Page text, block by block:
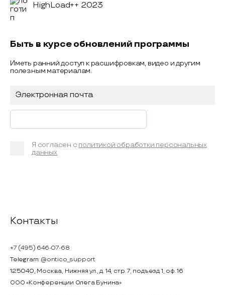
HighLoad++ 2023
Быть в курсе обновлений программы
Иметь ранний доступ к расшифровкам, видео и другим
полезным материалам.
Я согласен с политикой обработки персональных
данных
Контакты
+7 (495) 646-07-68
Telegram: @ontico_support
125040, Москва, Нижняя ул., д. 14, стр. 7, подъезд 1, оф. 16
ООО «Конференции Олега Бунина»